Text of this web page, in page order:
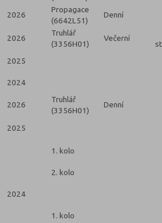
2026
Propagace
(6642L51)
Denní
2026
Truhlář
(3356H01)
Večerní
2025
2024
2026
Truhlář
(3356H01)
Denní
2025
1. kolo
2. kolo
2024
1. kolo